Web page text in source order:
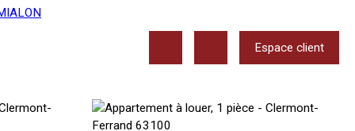
Espace client